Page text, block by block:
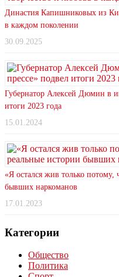
Династия Капишниковых из
в каждом поколении
30.09.2025
Губернатор Алексей Дюмин в
итоги 2023 года
15.01.2024
«Я остался жив только потому,
бывших наркоманов
17.01.2023
Категории
Общество
Политика